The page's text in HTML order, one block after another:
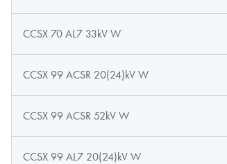
CCSX 70 AL7 33kV W
CCSX 99 ACSR 20(24)kV W
CCSX 99 ACSR 52kV W
CCSX 99 AL7 20(24)kV W